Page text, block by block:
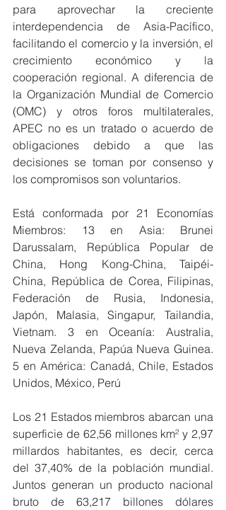
para aprovechar la creciente
interdependencia de Asia-Pacífico,
facilitando el comercio y la inversión, el
crecimiento económico y la
cooperación regional. A diferencia de
la Organización Mundial de Comercio
(OMC) y otros foros multilaterales,
APEC no es un tratado o acuerdo de
obligaciones debido a que las
decisiones se toman por consenso y
los compromisos son voluntarios.
Está conformada por 21 Economías
Miembros: 13 en Asia: Brunei
Darussalam, República Popular de
China, Hong Kong-China, Taipéi-
China, República de Corea, Filipinas,
Federación de Rusia, Indonesia,
Japón, Malasia, Singapur, Tailandia,
Vietnam. 3 en Oceanía: Australia,
Nueva Zelanda, Papúa Nueva Guinea.
5 en América: Canadá, Chile, Estados
Unidos, México, Perú
Los 21 Estados miembros abarcan una
superficie de 62,56 millones km² y 2,97
millardos habitantes, es decir, cerca
del 37,40% de la población mundial.
Juntos generan un producto nacional
bruto de 63,217 billones dólares